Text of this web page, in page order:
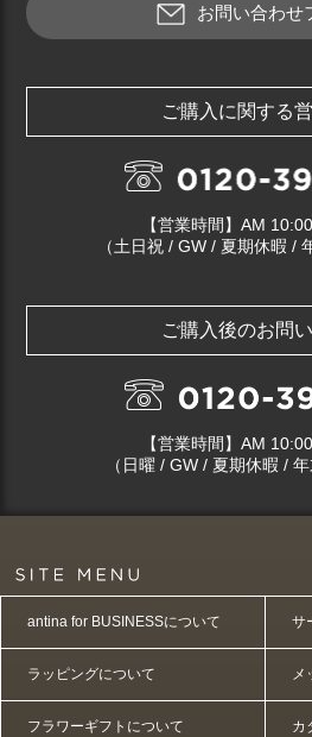
お問い合わせ
ご購入に関する
【営業時間】AM
（土日祝 / GW / 夏期休暇 /
ご購入後のお問
【営業時間】AM
（日曜 / GW / 夏期休暇 /
antina for BUSINESSについて サ
ラッピングについて メ
フラワーギフトについて カ